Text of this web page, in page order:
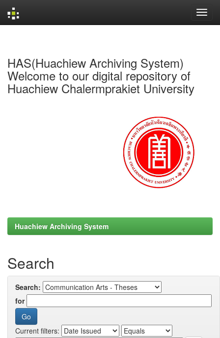
HAS(Huachiew Archiving System)
Welcome to our digital repository of
Huachiew Chalermprakiet University
Huachiew Archiving System
Search
Search:
for
Current filters: